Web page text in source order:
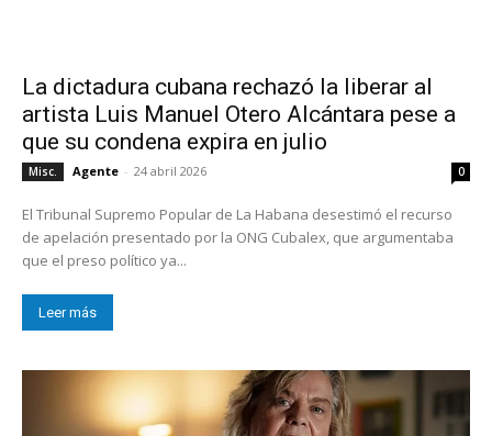
La dictadura cubana rechazó la liberar al
artista Luis Manuel Otero Alcántara pese a
que su condena expira en julio
Misc. Agente - 24 abril 2026 0
El Tribunal Supremo Popular de La Habana desestimó el recurso
de apelación presentado por la ONG Cubalex, que argumentaba
que el preso político ya...
Leer más